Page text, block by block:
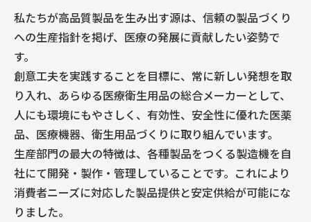
私たちが高品質製品を生み出す源は、信頼の製品づくり
への生産指針を掲げ、医療の発展に貢献したい姿勢で
す。
創意工夫を実践することを目標に、常に新しい発想を取
り入れ、あらゆる医療衛生用品の総合メーカーとして、
人にも環境にもやさしく、有効性、安全性に優れた医薬
品、医療機器、衛生用品づくりに取り組んでいます。
生産部門の最大の特徴は、各種製品をつくる製造機を自
社にて開発・製作・管理していることです。これにより
消費者ニーズに対応した製品提供と安定供給が可能にな
りました。